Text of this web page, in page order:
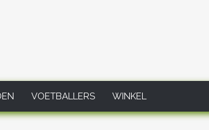
VOETBALLERS WINKEL